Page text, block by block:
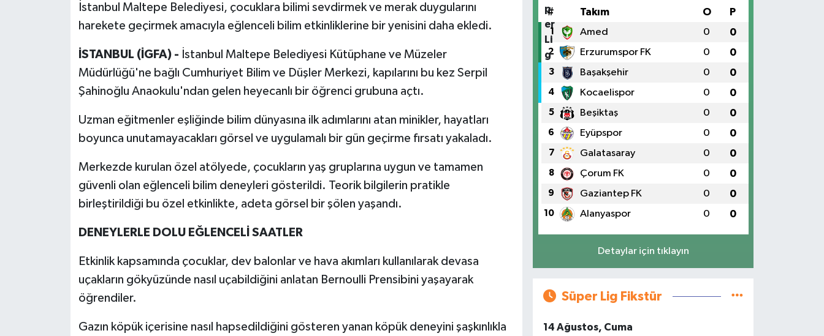
İstanbul Maltepe Belediyesi, çocuklara bilimi sevdirmek ve merak duygularını
harekete geçirmek amacıyla eğlenceli bilim etkinliklerine bir yenisini daha ekledi.
İSTANBUL (İGFA) - İstanbul Maltepe Belediyesi Kütüphane ve Müzeler
Müdürlüğü'ne bağlı Cumhuriyet Bilim ve Düşler Merkezi, kapılarını bu kez Serpil
Şahinoğlu Anaokulu'ndan gelen heyecanlı bir öğrenci grubuna açtı.
Uzman eğitmenler eşliğinde bilim dünyasına ilk adımlarını atan minikler, hayatları
boyunca unutamayacakları görsel ve uygulamalı bir gün geçirme fırsatı yakaladı.
Merkezde kurulan özel atölyede, çocukların yaş gruplarına uygun ve tamamen
güvenli olan eğlenceli bilim deneyleri gösterildi. Teorik bilgilerin pratikle
birleştirildiği bu özel etkinlikte, adeta görsel bir şölen yaşandı.
DENEYLERLE DOLU EĞLENCELİ SAATLER
Etkinlik kapsamında çocuklar, dev balonlar ve hava akımları kullanılarak devasa
uçakların gökyüzünde nasıl uçabildiğini anlatan Bernoulli Prensibini yaşayarak
öğrendiler.
Gazın köpük içerisine nasıl hapsedildiğini gösteren yanan köpük deneyini şaşkınlıkla
# Takım O P
1 Amed 0 0
2 Erzurumspor FK 0 0
3 Başakşehir 0 0
4 Kocaelispor 0 0
5 Beşiktaş 0 0
6 Eyüpspor 0 0
7 Galatasaray 0 0
8 Çorum FK 0 0
9 Gaziantep FK 0 0
10 Alanyaspor 0 0
Detaylar için tıklayın
Süper Lig Fikstür
14 Ağustos, Cuma